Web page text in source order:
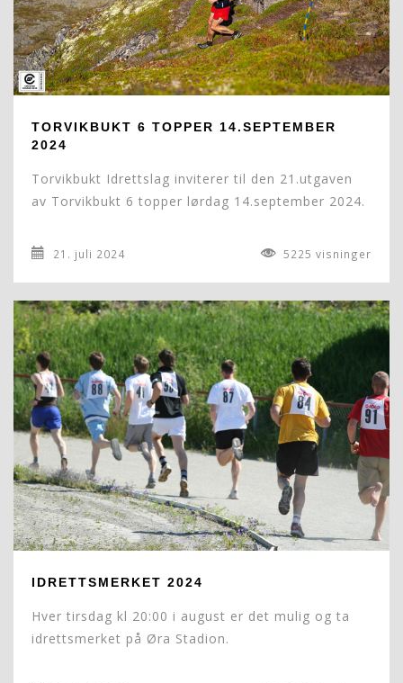
TORVIKBUKT 6 TOPPER 14.SEPTEMBER
2024
Torvikbukt Idrettslag inviterer til den 21.utgaven
av Torvikbukt 6 topper lørdag 14.september 2024.
21. juli 2024 5225 visninger
IDRETTSMERKET 2024
Hver tirsdag kl 20:00 i august er det mulig og ta
idrettsmerket på Øra Stadion.